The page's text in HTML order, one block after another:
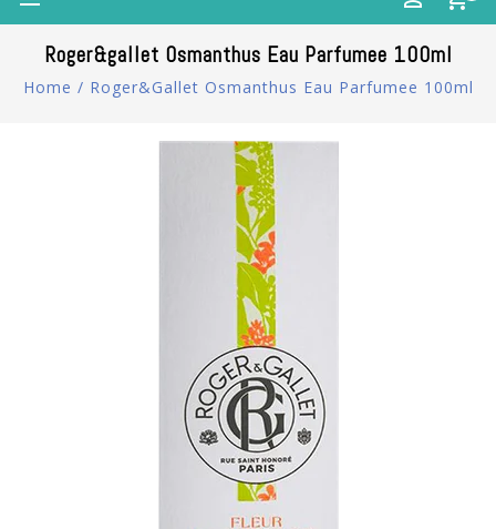
Roger&gallet Osmanthus Eau Parfumee 100ml
Home / Roger&gallet Osmanthus Eau Parfumee 100ml